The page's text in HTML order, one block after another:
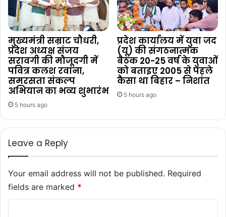
मुख्यमंत्री सम्राट चौधरी,
प्रदेश अध्यक्ष संजय
सरावगी की मौजूदगी में
पवित्र कलश रवाना,
समरसता संकल्प
अभियान का भव्य शुभारंभ
5 hours ago
प्रदेश कार्यालय में युवा जद
(यू) की संगठनात्मक
बैठक 20-25 वर्ष के युवाओं
को बताइए 2005 से पहले
कैसा था बिहार – निशांत
5 hours ago
Leave a Reply
Your email address will not be published. Required
fields are marked *